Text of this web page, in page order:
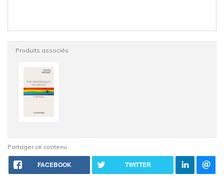
Produits associés
Partager ce contenu
FACEBOOK TWITTER